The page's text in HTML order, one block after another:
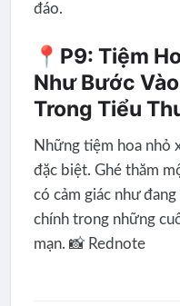
đáo.
📍P9: Tiệm
Như Bước
Trong Tiểu
Những tiệm hoa nhỏ
đặc biệt. Ghé thăm
có cảm giác như
chính trong những
mạn. 📸 Rednote